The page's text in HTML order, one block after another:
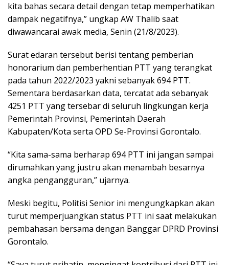
kita bahas secara detail dengan tetap memperhatikan
dampak negatifnya,” ungkap AW Thalib saat
diwawancarai awak media, Senin (21/8/2023).
Surat edaran tersebut berisi tentang pemberian
honorarium dan pemberhentian PTT yang terangkat
pada tahun 2022/2023 yakni sebanyak 694 PTT.
Sementara berdasarkan data, tercatat ada sebanyak
4251 PTT yang tersebar di seluruh lingkungan kerja
Pemerintah Provinsi, Pemerintah Daerah
Kabupaten/Kota serta OPD Se-Provinsi Gorontalo.
“Kita sama-sama berharap 694 PTT ini jangan sampai
dirumahkan yang justru akan menambah besarnya
angka pengangguran,” ujarnya.
Meski begitu, Politisi Senior ini mengungkapkan akan
turut memperjuangkan status PTT ini saat melakukan
pembahasan bersama dengan Banggar DPRD Provinsi
Gorontalo.